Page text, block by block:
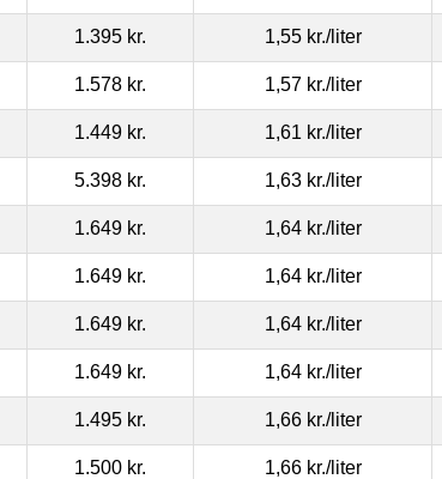
1.395 kr. 1,55 kr./liter
1.578 kr. 1,57 kr./liter
1.449 kr. 1,61 kr./liter
5.398 kr. 1,63 kr./liter
1.649 kr. 1,64 kr./liter
1.649 kr. 1,64 kr./liter
1.649 kr. 1,64 kr./liter
1.649 kr. 1,64 kr./liter
1.495 kr. 1,66 kr./liter
1.500 kr. 1,66 kr./liter